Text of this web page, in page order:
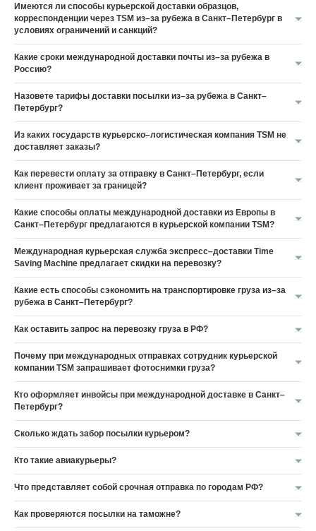
Имеются ли способы курьерской доставки образцов,
корреспонденции через TSM из–за рубежа в Санкт–Петербург в
условиях ограничений и санкций?
Какие сроки международной доставки почты из–за рубежа в
Россию?
Назовете тарифы доставки посылки из–за рубежа в Санкт–
Петербург?
Из каких государств курьерско–логистическая компания TSM не
доставляет заказы?
Как перевести оплату за отправку в Санкт–Петербург, если
клиент проживает за границей?
Какие способы оплаты международной доставки из Европы в
Санкт–Петербург предлагаются в курьерской компании TSM?
Международная курьерская служба экспресс–доставки Time
Saving Machine предлагает скидки на перевозку?
Какие есть способы сэкономить на транспортировке груза из–за
рубежа в Санкт–Петербург?
Как оставить запрос на перевозку груза в РФ?
Почему при международных отправках сотрудник курьерской
компании TSM запрашивает фотоснимки груза?
Кто оформляет инвойсы при международной доставке в Санкт–
Петербург?
Сколько ждать забор посылки курьером?
Кто такие авиакурьеры?
Что представляет собой срочная отправка по городам РФ?
Как проверяются посылки на таможне?